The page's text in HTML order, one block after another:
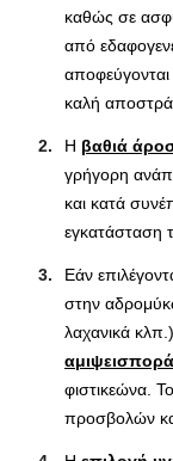
καθώς σε
από
αποφεύγονται
καλή
Η βαθιά
γρήγορη
και κατά
εγκατάσταση
Εάν
στην
λαχανικά
φιστικεώνα.
προσβολών